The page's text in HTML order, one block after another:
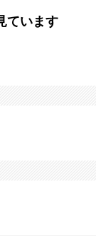
ています